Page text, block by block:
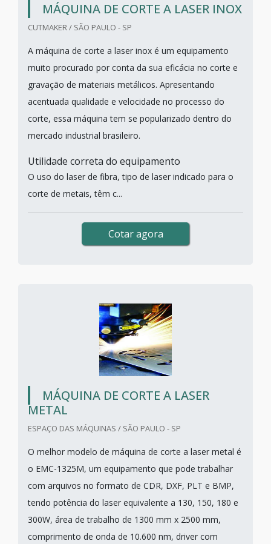
MÁQUINA DE CORTE A LASER INOX
CUTMAKER / SÃO PAULO - SP
A máquina de corte a laser inox é um equipamento
muito procurado por conta da sua eficácia no corte e
gravação de materiais metálicos. Apresentando
acentuada qualidade e velocidade no processo do
corte, essa máquina tem se popularizado dentro do
mercado industrial brasileiro.
Utilidade correta do equipamento
O uso do laser de fibra, tipo de laser indicado para o
corte de metais, têm c...
Cotar agora
MÁQUINA DE CORTE A LASER
METAL
ESPAÇO DAS MÁQUINAS / SÃO PAULO - SP
O melhor modelo de máquina de corte a laser metal é
o EMC-1325M, um equipamento que pode trabalhar
com arquivos no formato de CDR, DXF, PLT e BMP,
tendo potência do laser equivalente a 130, 150, 180 e
300W, área de trabalho de 1300 mm x 2500 mm,
comprimento de onda de 10.600 nm, driver com